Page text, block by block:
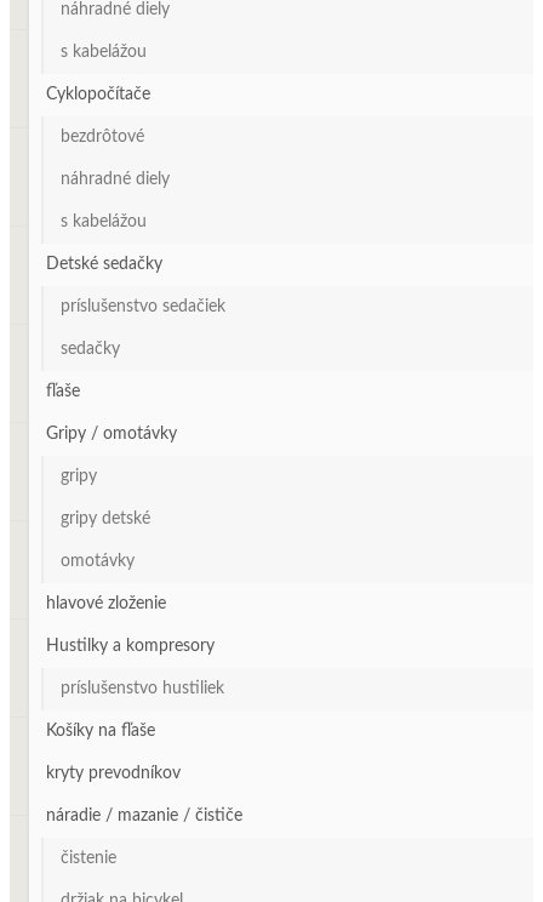
náhradné diely
s kabelážou
Cyklopočítače
bezdrôtové
náhradné diely
s kabelážou
Detské sedačky
príslušenstvo sedačiek
sedačky
fľaše
Gripy / omotávky
gripy
gripy detské
omotávky
hlavové zloženie
Hustilky a kompresory
príslušenstvo hustiliek
Košíky na fľaše
kryty prevodníkov
náradie / mazanie / čističe
čistenie